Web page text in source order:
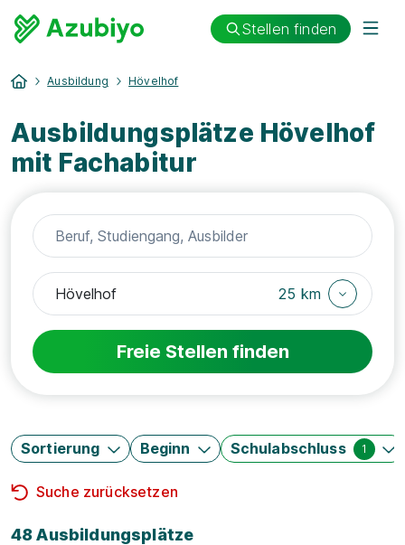
Stellen finden
Ausbildung Hövelhof
Ausbildungsplätze Hövelhof
mit Fachabitur
25 km
Freie Stellen finden
Sortierung Beginn Schulabschluss 1
Suche zurücksetzen
48 Ausbildungsplätze